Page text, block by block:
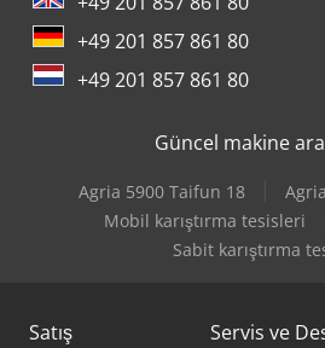
satış çözümleri konusunda
Ibbenbüren / Almanya!
+49 201 857 861 80
+49 201 857 861 80
Güncel makine
Agria 5900 Taifun 18
Mobil karıştırma tesisleri
Sabit karıştırma
Satış Servis ve